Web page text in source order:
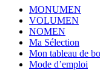
MONUMEN
VOLUMEN
NOMEN
Ma Sélection
Mon tableau de
Mode d’emploi